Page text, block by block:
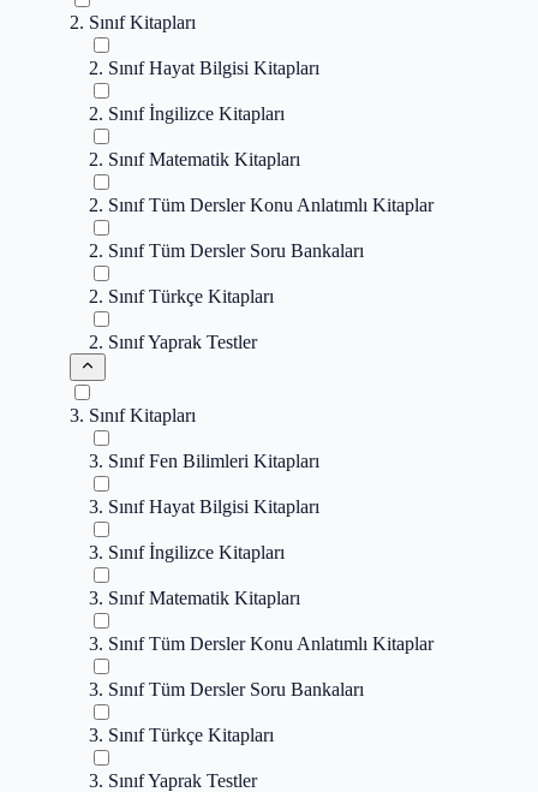
2. Sınıf Kitapları
2. Sınıf Hayat Bilgisi Kitapları
2. Sınıf İngilizce Kitapları
2. Sınıf Matematik Kitapları
2. Sınıf Tüm Dersler Konu Anlatımlı Kitaplar
2. Sınıf Tüm Dersler Soru Bankaları
2. Sınıf Türkçe Kitapları
2. Sınıf Yaprak Testler
3. Sınıf Kitapları
3. Sınıf Fen Bilimleri Kitapları
3. Sınıf Hayat Bilgisi Kitapları
3. Sınıf İngilizce Kitapları
3. Sınıf Matematik Kitapları
3. Sınıf Tüm Dersler Konu Anlatımlı Kitaplar
3. Sınıf Tüm Dersler Soru Bankaları
3. Sınıf Türkçe Kitapları
3. Sınıf Yaprak Testler